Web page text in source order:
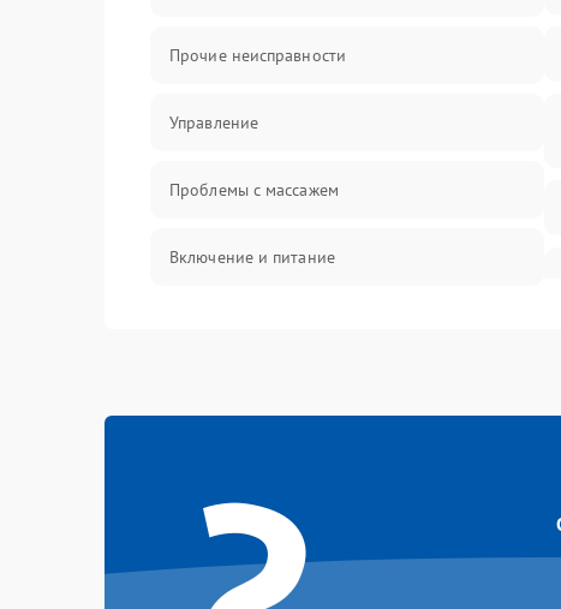
Прочие неисправности
Управление
Проблемы с массажем
Включение и питание